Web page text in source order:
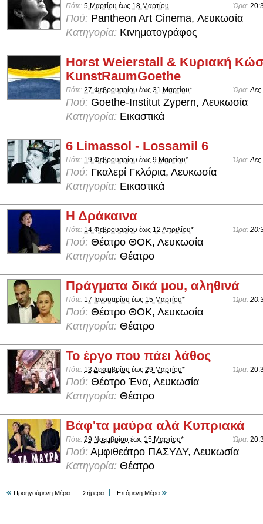
Πότε: 5 Μαρτίου έως 18 Μαρτίου Ώρα:
Πού: Pantheon Art Cinema, Λευκωσία
Κατηγορία: Κινηματογράφος
Horst Weierstall & Κυριακή
KunstRaumGoethe
Πότε: 27 Φεβρουαρίου έως 31 Μαρτίου* Ώρα:Δες
Πού: Goethe-Institut Zypern, Λευκωσία
Κατηγορία: Εικαστικά
6 Limassol - Lossamil 6
Πότε: 19 Φεβρουαρίου έως 9 Μαρτίου* Ώρα:Δες
Πού: Γκαλερί Γκλόρια, Λευκωσία
Κατηγορία: Εικαστικά
Η Δράκαινα
Πότε: 14 Φεβρουαρίου έως 12 Απριλίου* Ώρα:
Πού: Θέατρο ΘΟΚ, Λευκωσία
Κατηγορία: Θέατρο
Πράγματα δικά μου, αληθινά
Πότε: 17 Ιανουαρίου έως 15 Μαρτίου* Ώρα:
Πού: Θέατρο ΘΟΚ, Λευκωσία
Κατηγορία: Θέατρο
Το έργο που πάει λάθος
Πότε: 13 Δεκεμβρίου έως 29 Μαρτίου* Ώρα:
Πού: Θέατρο Ένα, Λευκωσία
Κατηγορία: Θέατρο
Βάφ'τα μαύρα αλά Κυπριακά
Πότε: 29 Νοεμβρίου έως 15 Μαρτίου* Ώρα:
Πού: Αμφιθεάτρο ΠΑΣΥΔΥ, Λευκωσία
Κατηγορία: Θέατρο
Προηγούμενη Μέρα Σήμερα Επόμενη Μέρα